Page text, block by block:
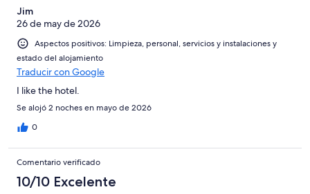
Jim
26 de may de 2026
Aspectos positivos: Limpieza, personal, servicios y instalaciones y
estado del alojamiento
Traducir con Google
I like the hotel.
Se alojó 2 noches en mayo de 2026
0
Comentario verificado
10/10 Excelente